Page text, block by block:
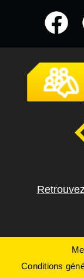
Conditions